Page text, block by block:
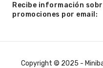
Recibe información
promociones por email:
Copyright © 2025 -